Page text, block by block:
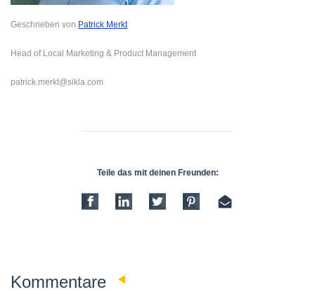
Geschrieben von Patrick Merkt
Head of Local Marketing & Product Management
patrick.merkt@sikla.com
Teile das mit deinen Freunden:
Kommentare